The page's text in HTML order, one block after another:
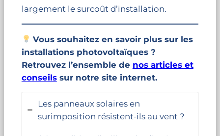
largement le surcoût d’installation.
Vous souhaitez en savoir plus sur les
installations photovoltaïques ?
Retrouvez l’ensemble de nos articles et
conseilssur notre site internet.
Les panneaux solaires en
surimposition résistent-ils au vent ?